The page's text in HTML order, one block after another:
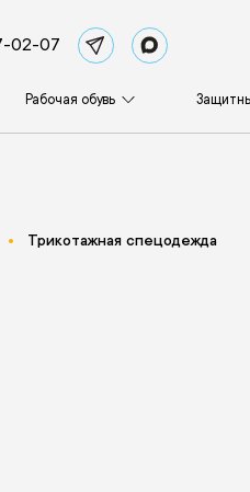
02-07
Рабочая обувь
Трикотажная спецодежда